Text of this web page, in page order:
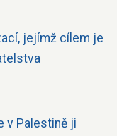
jejímž cílem je
v Palestině ji